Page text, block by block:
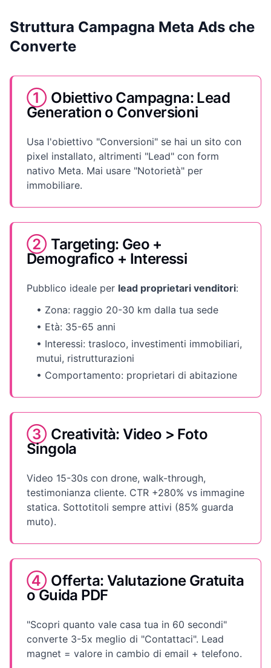
Struttura Campagna Meta Ads che
Converte
① Obiettivo Campagna: Lead
Generation o Conversioni
Usa l'obiettivo "Conversioni" se hai un sito con
pixel installato, altrimenti "Lead" con form
nativo Meta. Mai usare "Notorietà" per
immobiliare.
② Targeting: Geo +
Demografico + Interessi
Pubblico ideale per lead proprietari venditori:
• Zona: raggio 20-30 km dalla tua sede
• Età: 35-65 anni
• Interessi: trasloco, investimenti immobiliari,
mutui, ristrutturazioni
• Comportamento: proprietari di abitazione
③ Creatività: Video > Foto
Singola
Video 15-30s con drone, walk-through,
testimonianza cliente. CTR +280% vs immagine
statica. Sottotitoli sempre attivi (85% guarda
muto).
④ Offerta: Valutazione Gratuita
o Guida PDF
"Scopri quanto vale casa tua in 60 secondi"
converte 3-5x meglio di "Contattaci". Lead
magnet = valore in cambio di email + telefono.